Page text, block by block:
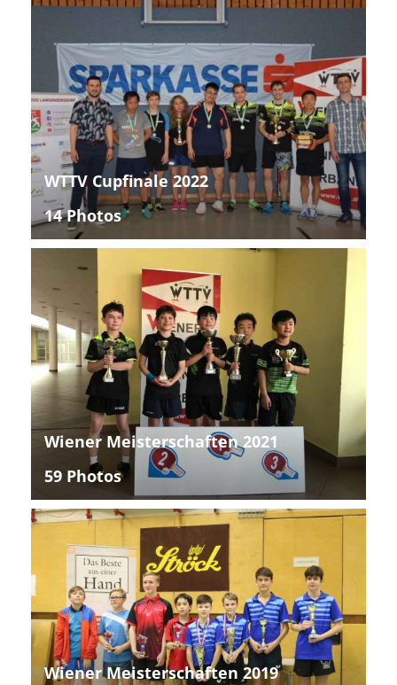
WTTV Cupfinale 2022
14 Photos
Wiener Meisterschaften 2021
59 Photos
Wiener Meisterschaften 2019